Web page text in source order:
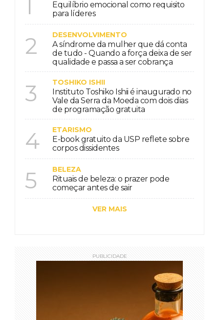
Equilíbrio emocional como requisito
para líderes
2 DESENVOLVIMENTO
A síndrome da mulher que dá conta
de tudo - Quando a força deixa de ser
qualidade e passa a ser cobrança
3 TOSHIKO ISHII
Instituto Toshiko Ishii é inaugurado no
Vale da Serra da Moeda com dois dias
de programação gratuita
4 ETARISMO
E-book gratuito da USP reflete sobre
corpos dissidentes
5 BELEZA
Rituais de beleza: o prazer pode
começar antes de sair
VER MAIS
PUBLICIDADE